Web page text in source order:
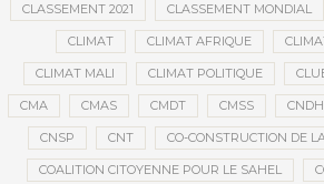
CLASSEMENT 2021 CLASSEMENT MONDIAL
CLIMAT CLIMAT AFRIQUE
CLIMAT MALI CLIMAT POLITIQUE
CMA CMAS CMDT CMSS CNDH
CNSP CNT CO-CONSTRUCTION DE
COALITION CITOYENNE POUR LE SAHEL